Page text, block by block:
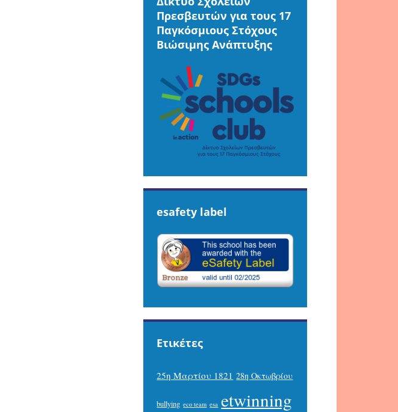
Πρεσβευτών για τους 17
Παγκόσμιους Στόχους
Βιώσιμης Ανάπτυξης
esafety label
Ετικέτες
25η Μαρτίου 1821 28η Οκτωβρίου
bullying eco team esa etwinning